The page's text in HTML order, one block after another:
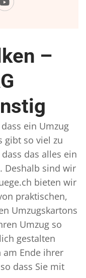
–
ein Umzug
gibt so viel zu
das alles ein
Deshalb sind wir
bieten wir
praktischen,
Umzugskartons
Umzug so
gestalten
am Ende ihrer
dass Sie mit